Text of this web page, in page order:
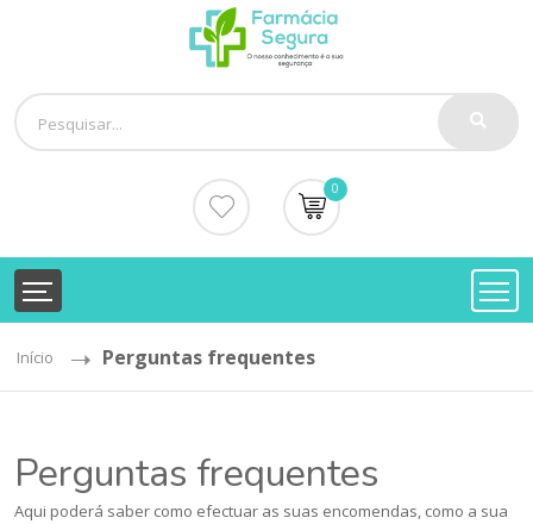
0
Início Perguntas frequentes
Perguntas frequentes
Aqui poderá saber como efectuar as suas encomendas, como a sua